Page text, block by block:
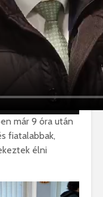
már 9 óra után
fiatalabbak,
élni